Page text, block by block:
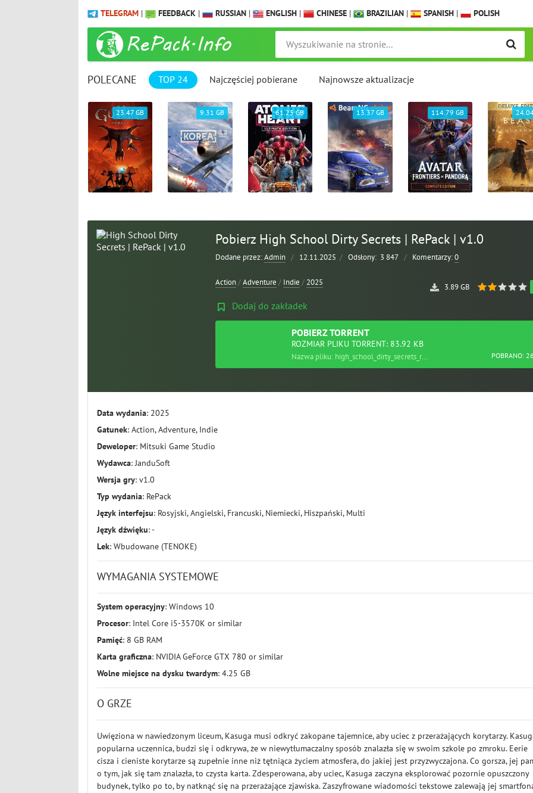
TELEGRAM | FEEDBACK | RUSSIAN | ENGLISH | CHINESE | BRAZILIAN | SPANISH | POLISH
POLECANE TOP 24 Najczęściej pobierane Najnowsze aktualizacje
23.47 GB 9.31 GB 61.25 GB 13.37 GB 114.79 GB
Pobierz High School Dirty Secrets | RePack | v1.0
Dodane przez:Admin / 12.11.2025 / Odsłony: 3 847 / Komentarzy:0
3.89 GB
Action/Adventure / Indie / 2025
Dodaj do zakładek
POBIERZTORRENT
ROZMIAR PLIKU TORRENT: 83.92 KB
POBRANO:
Nazwa pliku: high_school_dirty_secrets_repack.torrent
Data wydania: 2025
Gatunek: Action, Adventure, Indie
Deweloper: Mitsuki Game Studio
Wydawca: JanduSoft
Wersja gry: v1.0
Typ wydania: RePack
Język interfejsu: Rosyjski, Angielski, Francuski, Niemiecki, Hiszpański, Multi
Język dźwięku: -
Lek: Wbudowane (TENOKE)
WYMAGANIA SYSTEMOWE
System operacyjny: Windows 10
Procesor: Intel Core i5-3570K or similar
Pamięć: 8 GB RAM
Karta graficzna: NVIDIA GeForce GTX 780 or similar
Wolne miejsce na dysku twardym: 4.25 GB
O GRZE
Uwięziona w nawiedzonym liceum, Kasuga musi odkryć zakopane tajemnice, aby uciec z przerażających korytarzy.
popularna uczennica, budzi się i odkrywa, że w niewytłumaczalny sposób znalazła się w swoim szkole po zmroku. Eerie
cisza i cieniste korytarze są zupełnie inne niż tętniąca życiem atmosfera, do jakiej jest przyzwyczajona. Co gorsza, jej
o tym, jak się tam znalazła, to czysta karta. Zdesperowana, aby uciec, Kasuga zaczyna eksplorować pozornie opuszczony
budynek, tylko po to, by natknąć się na przerażające zjawiska. Zaszyfrowane wiadomości tekstowe zalewają jej